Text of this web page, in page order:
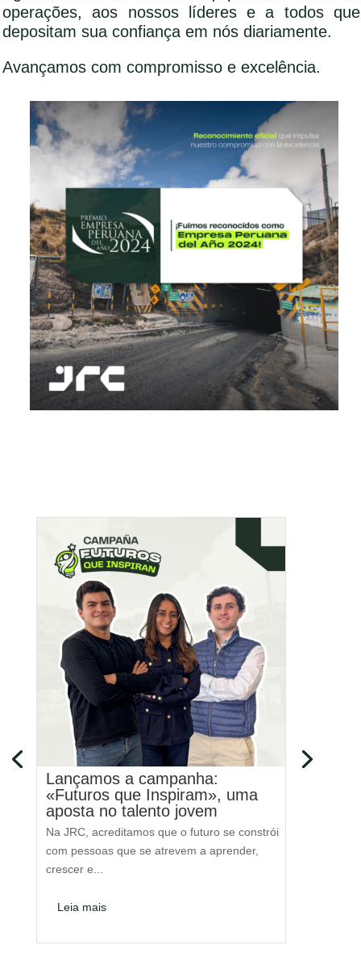
operações, aos nossos líderes e a todos que
depositam sua confiança em nós diariamente.
Avançamos com compromisso e excelência.
Lançamos a campanha:
«Futuros que Inspiram», uma
aposta no talento jovem
Na JRC, acreditamos que o futuro se constrói
com pessoas que se atrevem a aprender,
crescer e...
Leia mais